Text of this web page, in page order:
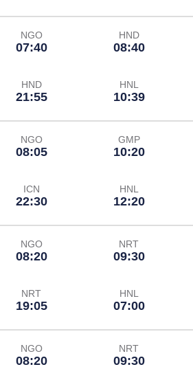
NGO
07:40
HND
08:40
HND
21:55
HNL
10:39
NGO
08:05
GMP
10:20
ICN
22:30
HNL
12:20
NGO
08:20
NRT
09:30
NRT
19:05
HNL
07:00
NGO
08:20
NRT
09:30